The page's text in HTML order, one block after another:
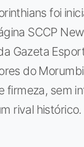
foi
SCCP
Gazeta
do
firmeza, sem
rival histórico.